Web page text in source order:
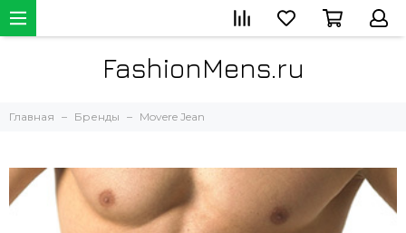
FashionMens.ru
Главная Бренды Movere Jean